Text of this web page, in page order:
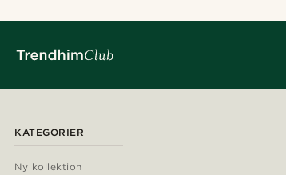
KATEGORIER
Ny kollektion